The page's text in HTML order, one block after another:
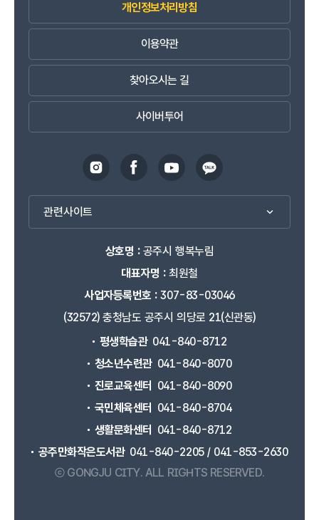
개인정보처리방침
이용약관
찾아오시는 길
사이버투어
관련사이트
상호명 :공주시 행복누림
대표자명 :최원철
사업자등록번호 :307-83-03046
(32572) 충청남도 공주시 의당로 21(신관동)
평생학습관 041-840-8712
청소년수련관 041-840-8070
진로교육센터
041-840-8090
국민체육센터
041-840-8704
생활문화센터
041-840-8712
공주만화작은도서관 041-840-2205 / 041-853-2630
ⓒ GONGJU CITY. ALL RIGHTS RESERVED.